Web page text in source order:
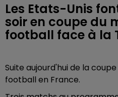
Les Etats-Unis
soir en coupe du
football face à la
Suite aujourd'hui de la
football en France.